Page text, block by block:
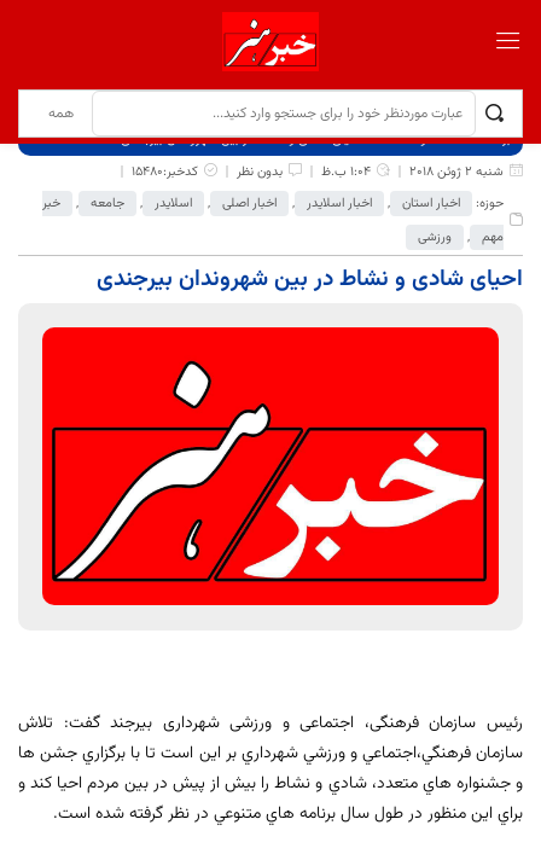
برگ نخست نوشته‌ها
احیای شادی و نشاط در بین شهروندان بیرجندی
شنبه 2 ژوئن 2018
1:04 ب.ظ بدون نظر
کدخبر:15480
حوزه:
اخبار استان , اخبار اسلایدر , اخبار اصلی , اسلایدر , جامعه ,
خبر
مهم , ورزشی
احیای شادی و نشاط در بین شهروندان بیرجندی
رئیس سازمان فرهنگی، اجتماعی و ورزشی شهرداری بیرجند گفت: تلاش
سازمان فرهنگي،اجتماعي و ورزشي شهرداري بر اين است تا با برگزاري جشن ها
و جشنواره هاي متعدد، شادي و نشاط را بيش از پيش در بين مردم احيا کند و
براي اين منظور در طول سال برنامه هاي متنوعي در نظر گرفته شده است.